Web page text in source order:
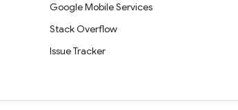
Google Mobile Services
Stack Overflow
Issue Tracker